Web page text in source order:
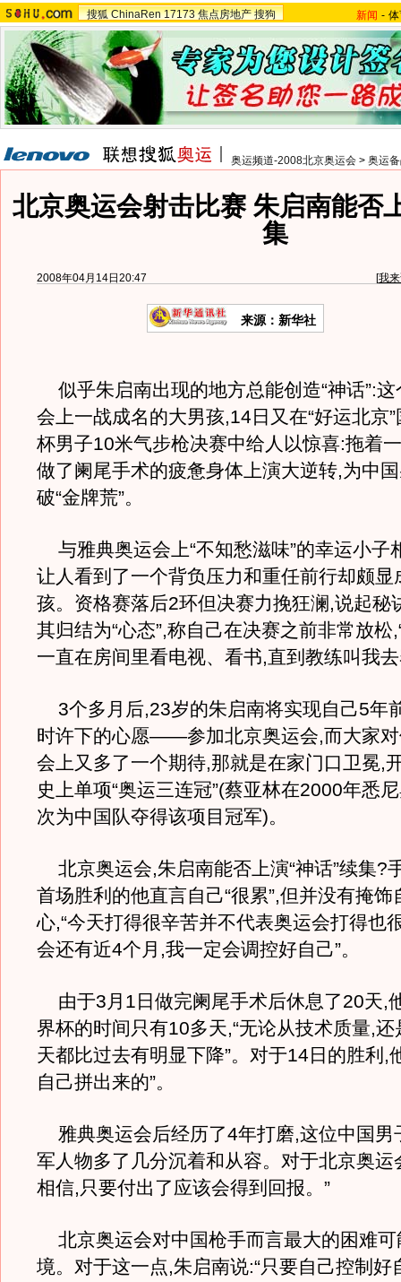
搜狐 ChinaRen 17173 焦点房地产 搜狗 新闻 -
奥运频道-2008北京奥运会 > 奥运
北京奥运会射击比赛 朱启南能否
集
2008年04月14日20:47 [我
来源：新华社
似乎朱启南出现的地方总能创造“神话”:
会上一战成名的大男孩,14日又在“好运北京
杯男子10米气步枪决赛中给人以惊喜:拖着
做了阑尾手术的疲惫身体上演大逆转,为中
破“金牌荒”。
与雅典奥运会上“不知愁滋味”的幸运小子
让人看到了一个背负压力和重任前行却颇显
孩。资格赛落后2环但决赛力挽狂澜,说起秘
其归结为“心态”,称自己在决赛之前非常放松
一直在房间里看电视、看书,直到教练叫我去
3个多月后,23岁的朱启南将实现自己5年
时许下的心愿——参加北京奥运会,而大家
会上又多了一个期待,那就是在家门口卫冕,
史上单项“奥运三连冠”(蔡亚林在2000年悉
次为中国队夺得该项目冠军)。
北京奥运会,朱启南能否上演“神话”续集?
首场胜利的他直言自己“很累”,但并没有掩饰
心,“今天打得很辛苦并不代表奥运会打得也
会还有近4个月,我一定会调控好自己”。
由于3月1日做完阑尾手术后休息了20天,
界杯的时间只有10多天,“无论从技术质量,
天都比过去有明显下降”。对于14日的胜利,
自己拼出来的”。
雅典奥运会后经历了4年打磨,这位中国男
军人物多了几分沉着和从容。对于北京奥运
相信,只要付出了应该会得到回报。”
北京奥运会对中国枪手而言最大的困难可
境。对于这一点,朱启南说:“只要自己控制好